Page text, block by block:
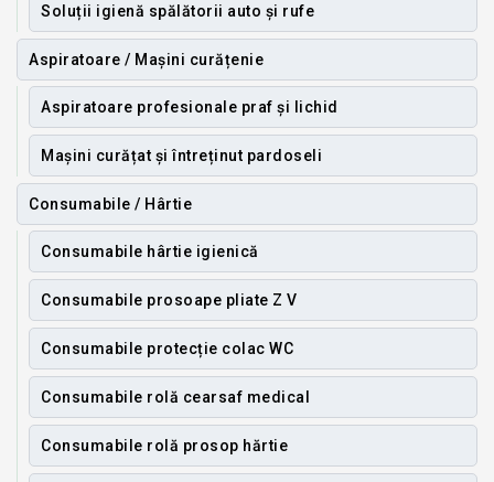
Soluții igienă spălătorii auto și rufe
Aspiratoare / Mașini curățenie
Aspiratoare profesionale praf și lichid
Mașini curățat și întreținut pardoseli
Consumabile / Hârtie
Consumabile hârtie igienică
Consumabile prosoape pliate Z V
Consumabile protecție colac WC
Consumabile rolă cearsaf medical
Consumabile rolă prosop hărtie